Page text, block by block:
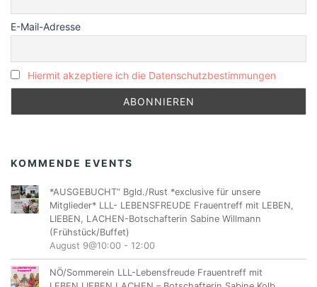
E-Mail-Adresse
Hiermit akzeptiere ich die Datenschutzbestimmungen
KOMMENDE EVENTS
*AUSGEBUCHT“ Bgld./Rust *exclusive für unsere
Mitglieder* LLL- LEBENSFREUDE Frauentreff mit LEBEN,
LIEBEN, LACHEN-Botschafterin Sabine Willmann
(Frühstück/Buffet)
August 9@10:00 - 12:00
NÖ/Sommerein LLL-Lebensfreude Frauentreff mit